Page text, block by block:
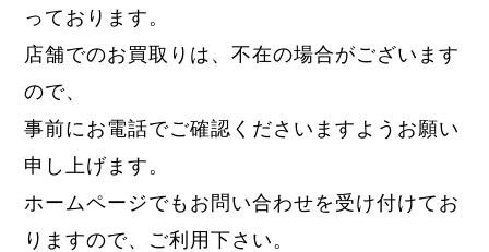
っております。
店舗でのお買取りは、不在の場合がございます
ので、
事前にお電話でご確認くださいますようお願い
申し上げます。
ホームページでもお問い合わせを受け付けてお
りますので、ご利用下さい。